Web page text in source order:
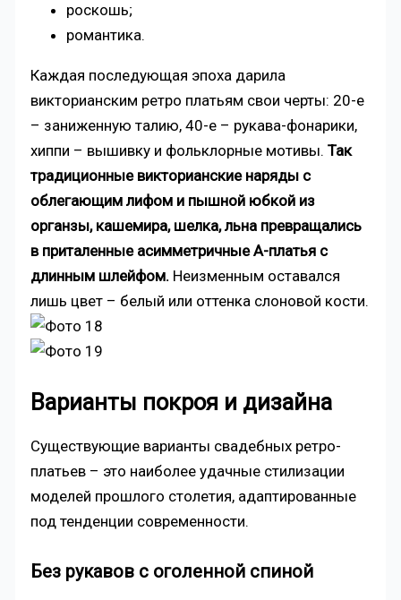
роскошь;
романтика.
Каждая последующая эпоха дарила
викторианским ретро платьям свои черты: 20-е
– заниженную талию, 40-е – рукава-фонарики,
хиппи – вышивку и фольклорные мотивы.Так
традиционные викторианские наряды с
облегающим лифом и пышной юбкой из
органзы, кашемира, шелка, льна превращались
в приталенные асимметричные А-платья с
длинным шлейфом. Неизменным оставался
лишь цвет – белый или оттенка слоновой кости.
Варианты покроя и дизайна
Существующие варианты свадебных ретро-
платьев – это наиболее удачные стилизации
моделей прошлого столетия, адаптированные
под тенденции современности.
Без рукавов с оголенной спиной